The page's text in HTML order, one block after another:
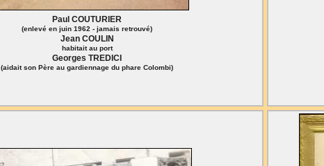
Paul COUTURIER
(enlevé en juin 1962 - jamais retrouvé)
Jean COULIN
habitait au port
Georges TREDICI
(aidait son Père au gardiennage du phare Colombi)